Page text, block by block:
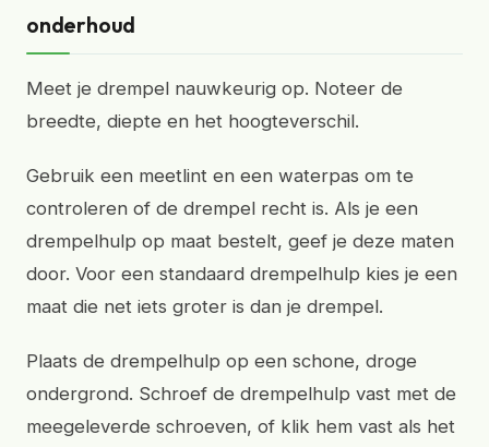
onderhoud
Meet je drempel nauwkeurig op. Noteer de
breedte, diepte en het hoogteverschil.
Gebruik een meetlint en een waterpas om te
controleren of de drempel recht is. Als je een
drempelhulp op maat bestelt, geef je deze maten
door. Voor een standaard drempelhulp kies je een
maat die net iets groter is dan je drempel.
Plaats de drempelhulp op een schone, droge
ondergrond. Schroef de drempelhulp vast met de
meegeleverde schroeven, of klik hem vast als het